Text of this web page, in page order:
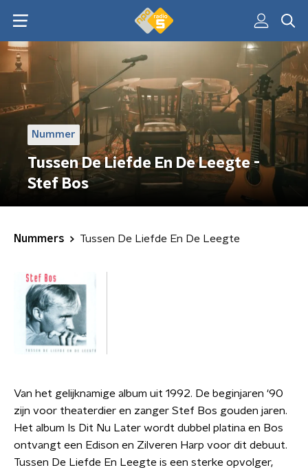
Nummer
Tussen De Liefde En De Leegte -
Stef Bos
Nummers Tussen De Liefde En De Leegte
Van het gelijknamige album uit 1992. De beginjaren '90
zijn voor theaterdier en zanger Stef Bos gouden jaren.
Het album Is Dit Nu Later wordt dubbel platina en Bos
ontvangt een Edison en Zilveren Harp voor dit debuut.
Tussen De Liefde En Leegte is een sterke opvolger,